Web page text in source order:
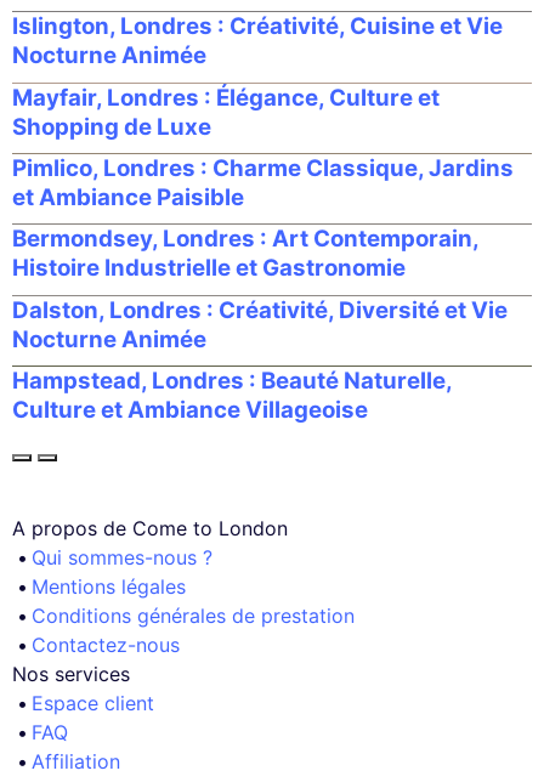
Islington, Londres : Créativité, Cuisine et Vie
Nocturne Animée
Mayfair, Londres : Élégance, Culture et
Shopping de Luxe
Pimlico, Londres : Charme Classique, Jardins
et Ambiance Paisible
Bermondsey, Londres : Art Contemporain,
Histoire Industrielle et Gastronomie
Dalston, Londres : Créativité, Diversité et Vie
Nocturne Animée
Hampstead, Londres : Beauté Naturelle,
Culture et Ambiance Villageoise
A propos de Come to London
Qui sommes-nous ?
Mentions légales
Conditions générales de prestation
Contactez-nous
Nos services
Espace client
FAQ
Affiliation